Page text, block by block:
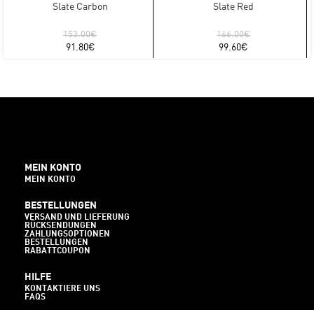
Slate Carbon
153.00€
91.80€
Slate Red
166.00€
99.60€
MEIN KONTO
MEIN KONTO
BESTELLUNGEN
VERSAND UND LIEFERUNG
RÜCKSENDUNGEN
ZAHLUNGSOPTIONEN
BESTELLUNGEN
RABATTCOUPON
HILFE
KONTAKTIERE UNS
FAQS